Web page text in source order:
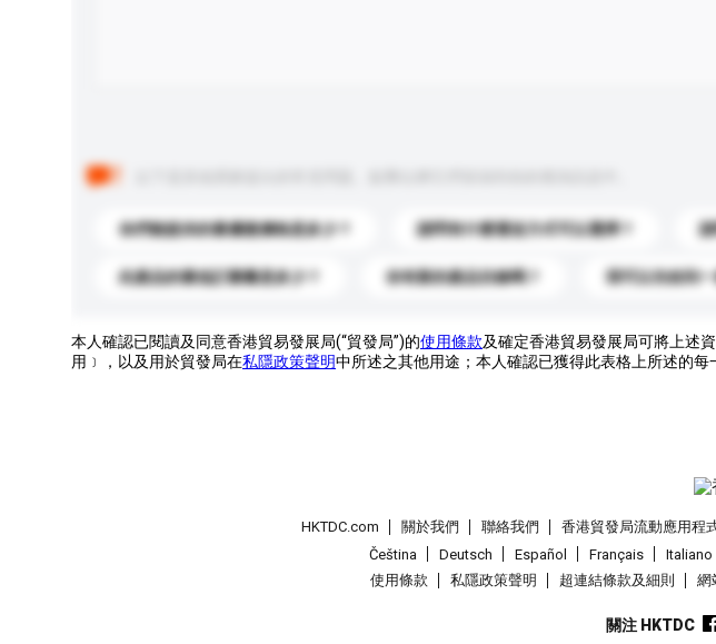
你們能提供的最優惠價格是多少？ 請問有什麼運送方式可以選擇？
此產品的最低訂購量是多少？ 你有新的產品目錄嗎？ 我可以先收到一
本人確認已閱讀及同意香港貿易發展局(“貿發局”)的使用條款及確定香港貿易發展局可將上述
用﹞，以及用於貿發局在私隱政策聲明中所述之其他用途；本人確認已獲得此表格上所述的
HKTDC.com 關於我們 聯絡我們 香港貿發局流動應用程
Čeština
Deutsch Español Français Italiano
使用條款
私隱政策聲明 超連結條款及細則 網
關注 HKTDC